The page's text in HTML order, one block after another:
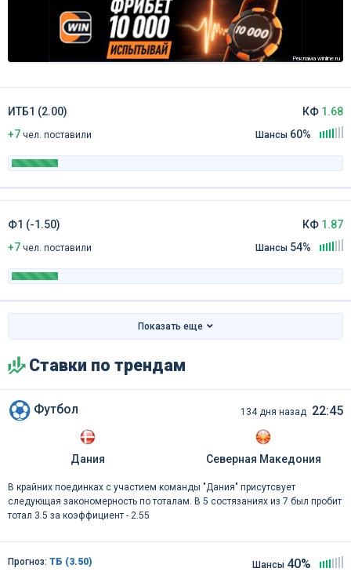
Реклама winline.ru
ИТБ1 (2.00)
+7 чел. поставили
КФ 1.68
Шансы 60%
Ф1 (-1.50)
+7 чел. поставили
КФ 1.87
Шансы 54%
Показать еще
Ставки по трендам
Футбол 134 дня назад 22:45
Дания Северная Македония
В крайних поединках с участием команды "Дания" присутсвует
следующая закономерность по тоталам. В 5 состязаниях из 7 был пробит
тотал 3.5 за коэффициент - 2.55
Прогноз: ТБ (3.50) Шансы 40%